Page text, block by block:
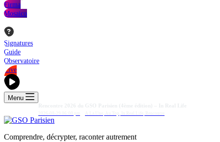
Firma
Mosaico
Signatures
Guide
Observatoire
Live
Menu
Comprendre, décrypter, raconter autrement